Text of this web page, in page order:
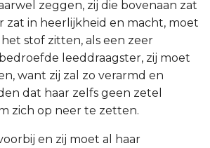
zeggen, zij die bovenaan zat
zat in heerlijkheid en macht, moet
stof zitten, als een zeer
leeddraagster, zij moet
want zij zal zo verarmd en
dat haar zelfs geen zetel
zich op neer te zetten.
en zij moet al haar